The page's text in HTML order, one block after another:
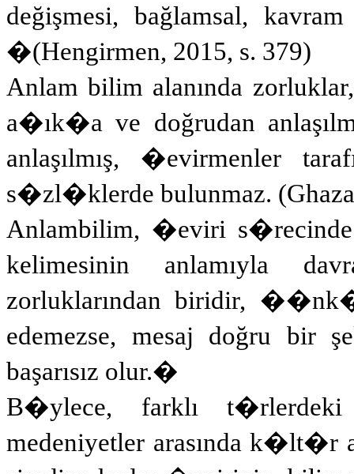
değişmesi, bağlamsal,
�(Hengirmen, 2015, s. 379)
Anlam bilim alanında
a�ık�a ve doğrudan
anlaşılmış, �evirmenler
s�zl�klerde bulunmaz.
Anlambilim, �eviri
kelimesinin anlamıyla
zorluklarından biridir,
edemezse, mesaj doğru bir
başarısız olur.�
B�ylece, farklı
medeniyetler arasında k�lt�r